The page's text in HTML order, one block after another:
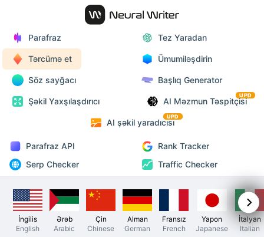
Parafraz Tez Yaradan
Tərcümə et Ümumiləşdirin
Söz sayğacı Başlıq Generator
Şəkil Yaxşılaşdırıcı AI Məzmun Təspitçisi
UPD
AI şəkil yaradıcısı
UPD
Parafraz API
Rank Tracker
Serp Checker
Traffic Checker
İngilis
English
Ərəb
Arabic
Çin
Chinese
Alman
German
Fransız
French
Yapon
Japanese
İtalyan
Italian